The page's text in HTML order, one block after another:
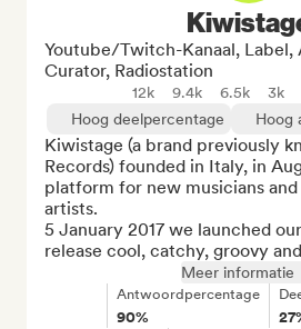
Youtube/Twitch-Kanaal, Label,
Curator, Radiostation
12k 9.4k 6.5k 3k
Hoog deelpercentage
Hoog
Kiwistage (a brand previously
Records) founded in Italy, in
platform for new musicians
artists.
5 January 2017 we launched
release cool, catchy, groovy
Meer informatie
Antwoordpercentage
90%